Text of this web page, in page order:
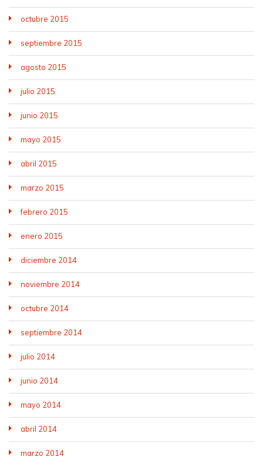
octubre 2015
septiembre 2015
agosto 2015
julio 2015
junio 2015
mayo 2015
abril 2015
marzo 2015
febrero 2015
enero 2015
diciembre 2014
noviembre 2014
octubre 2014
septiembre 2014
julio 2014
junio 2014
mayo 2014
abril 2014
marzo 2014